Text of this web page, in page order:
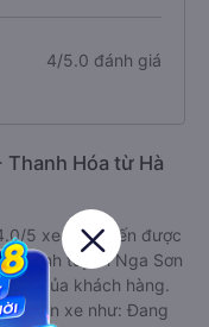
4/5.0 đánh giá
Hóa từ Hà
5 xe Tiến Tiến được
bình tuyến Nga Sơn
của khách hàng.
trên xe như: Đang